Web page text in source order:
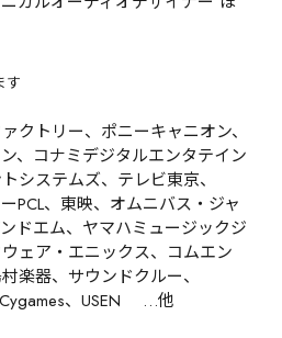
す
クトリー、ポニーキャニオン、
、コナミデジタルエンタテイン
システムズ、テレビ東京、
PCL、東映、オムニバス・ジャ
ドエム、ヤマハミュージックジ
ェア・エニックス、コムエン
楽器、サウンドクルー、
、USEN 　…他